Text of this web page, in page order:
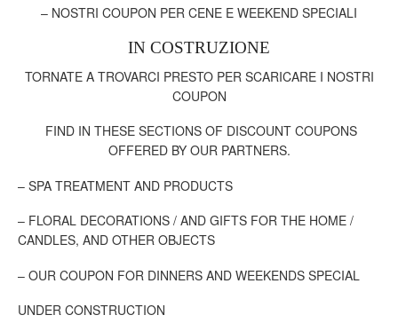
– NOSTRI COUPON PER CENE E WEEKEND SPECIALI
IN COSTRUZIONE
TORNATE A TROVARCI PRESTO PER SCARICARE I NOSTRI
COUPON
FIND IN THESE SECTIONS OF DISCOUNT COUPONS
OFFERED BY OUR PARTNERS.
– SPA TREATMENT AND PRODUCTS
– FLORAL DECORATIONS / AND GIFTS FOR THE HOME /
CANDLES, AND OTHER OBJECTS
– OUR COUPON FOR DINNERS AND WEEKENDS SPECIAL
UNDER CONSTRUCTION